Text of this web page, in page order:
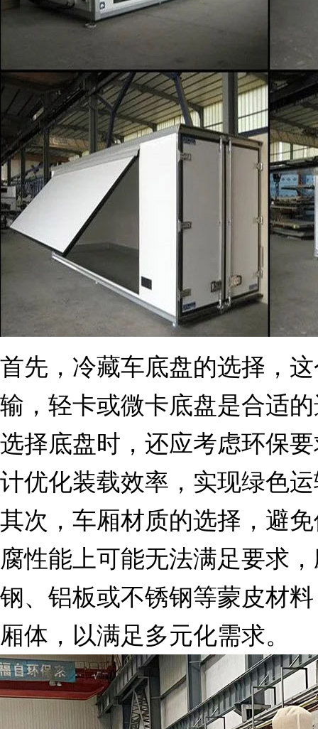
首先，冷藏车底盘的选择，
输，轻卡或微卡底盘是合适
选择底盘时，还应考虑环保
计优化装载效率，实现绿色
其次，车厢材质的选择，避
腐性能上可能无法满足要求
钢、铝板或不锈钢等蒙皮材
厢体，以满足多元化需求。